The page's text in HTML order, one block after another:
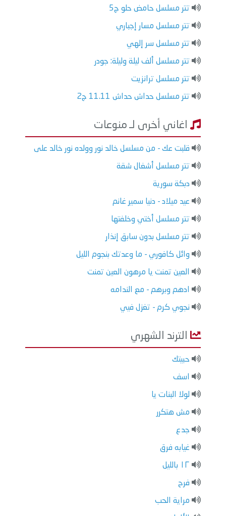
تتر مسلسل حامض حلو ج5
تتر مسلسل مسار إجباري
تتر مسلسل سر إلهي
تتر مسلسل ألف ليلة وليلة: جودر
تتر مسلسل ترانزيت
تتر مسلسل حداش حداش 11.11 ج2
اغاني أخرى لـ منوعات
قلبت عك - من مسلسل خالد نور وولده نور خالد على
تتر مسلسل أشغال شقة
دبكة سورية
عيد ميلاد - دنيا سمير غانم
تتر مسلسل أختي وخلفتها
تتر مسلسل بدون سابق إنذار
وائل كافوري - ما وعدتك بنجوم الليل
العين تمنت يا مرهون العين تمنت
ادهم وبرهم - مع الندامه
نجوي كرم - تغزل فيي
الترند الشهري
حبيتك
اسف
لولا البنات يا
مش هتكرر
جدع
غيابه فرق
١٢ بالليل
فرح
مراية الحب